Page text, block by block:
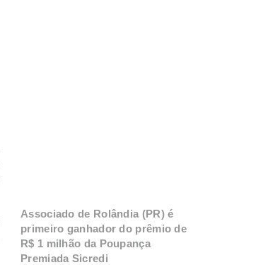
Associado de Rolândia (PR) é
primeiro ganhador do prêmio de
R$ 1 milhão da Poupança
Premiada Sicredi